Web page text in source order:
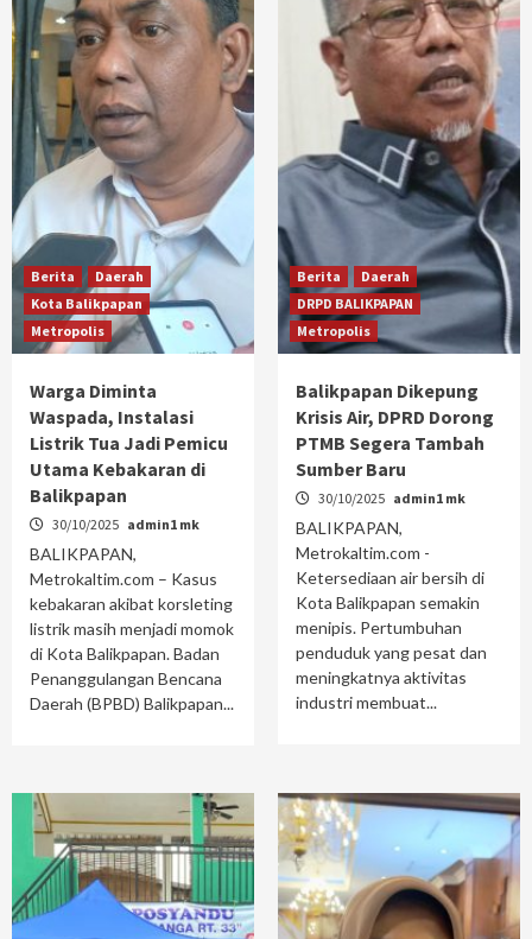
Berita
Daerah
Kota Balikpapan
Metropolis
Warga Diminta
Waspada, Instalasi
Listrik Tua Jadi Pemicu
Utama Kebakaran di
Balikpapan
30/10/2025 admin1 mk
BALIKPAPAN,
Metrokaltim.com – Kasus
kebakaran akibat korsleting
listrik masih menjadi momok
di Kota Balikpapan. Badan
Penanggulangan Bencana
Daerah (BPBD) Balikpapan...
Berita
Daerah
DRPD BALIKPAPAN
Metropolis
Balikpapan Dikepung
Krisis Air, DPRD Dorong
PTMB Segera Tambah
Sumber Baru
30/10/2025 admin1 mk
BALIKPAPAN,
Metrokaltim.com -
Ketersediaan air bersih di
Kota Balikpapan semakin
menipis. Pertumbuhan
penduduk yang pesat dan
meningkatnya aktivitas
industri membuat...